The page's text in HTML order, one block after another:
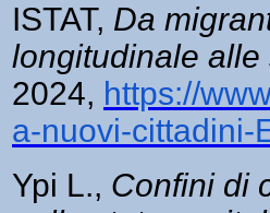
ISTAT, Da
longitudinale alle
2024, https://
a-nuovi-cittadini-
Ypi L., Confini di